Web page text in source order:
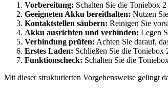
Vorbereitung: Schalten Sie die Toniebox
Geeigneten Akku bereithalten: Nutzen
Kontaktstellen säubern: Reinigen Sie
Akku ausrichten und verbinden: Legen
Verbindung prüfen: Achten Sie darauf,
Erstes Laden: Schließen Sie die
Funktionscheck: Schalten Sie die
Mit dieser strukturierten Vorgehensweise gelingt